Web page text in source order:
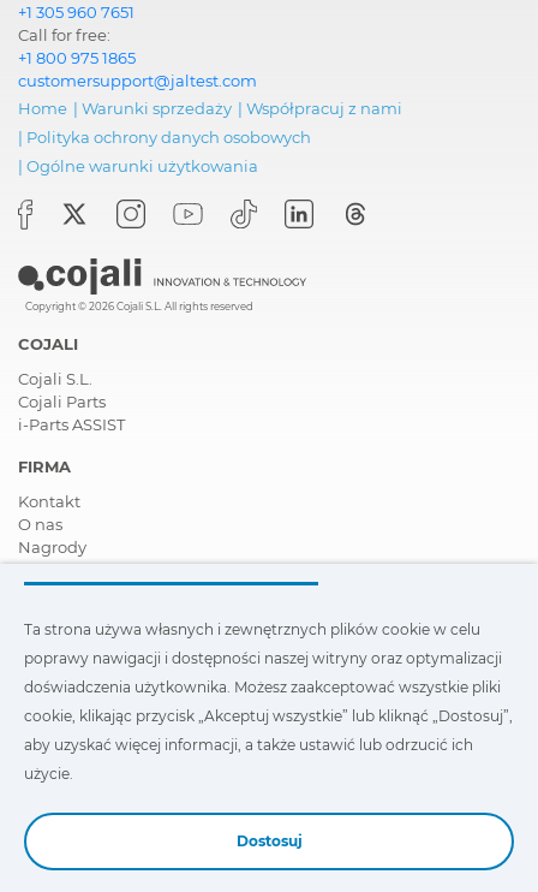
+1 305 960 7651
Call for free:
+1 800 975 1865
customersupport@jaltest.com
Home | Warunki sprzedaży | Współpracuj z nami
| Polityka ochrony danych osobowych
| Ogólne warunki użytkowania
Copyright © 2026 Cojali S.L. All rights reserved
COJALI
Cojali S.L.
Cojali Parts
i-Parts ASSIST
FIRMA
Kontakt
O nas
Nagrody
Certyfikaty
Społeczna Odpowiedzialność Biznesu
Aktualności
Film
FAQ - Najczęściej zadawane pytania
Ta strona wykorzystuje nasze własne i zewnętrzne pliki cookie,
aby poprawić nawigację i dostępność naszej witryny oraz
ustawić lub odmówić ich użycia.
Ta strona używa własnych i zewnętrznych plików cookie w celu
poprawy nawigacji i dostępności naszej witryny oraz optymalizacji
doświadczenia użytkownika. Możesz zaakceptować wszystkie pliki
cookie, klikając przycisk „Akceptuj wszystkie” lub kliknąć „Dostosuj”,
aby uzyskać więcej informacji, a także ustawić lub odrzucić ich
użycie.
Dostosuj